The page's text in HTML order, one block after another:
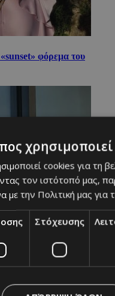
φόρεμα του
cookies για τη
τον ιστότοπό μας,
την Πολιτική μας για
Στόχευσης